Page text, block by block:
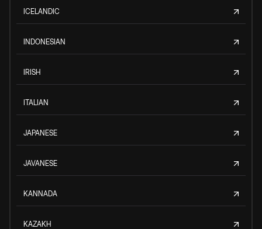
ICELANDIC
INDONESIAN
IRISH
ITALIAN
JAPANESE
JAVANESE
KANNADA
KAZAKH